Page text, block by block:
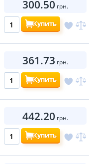
300.50 грн.
Купить
361.73 грн.
Купить
442.20 грн.
Купить